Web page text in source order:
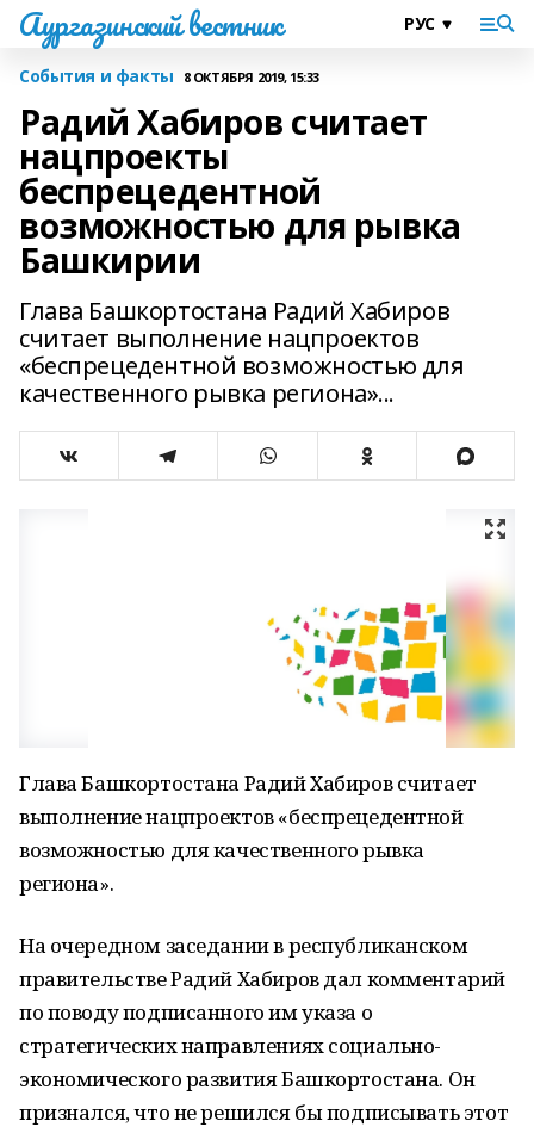
Аургазинский вестник
События и факты 8 ОКТЯБРЯ 2019, 15:33
Радий Хабиров считает
нацпроекты
беспрецедентной
возможностью для рывка
Башкирии
Глава Башкортостана Радий Хабиров
считает выполнение нацпроектов
«беспрецедентной возможностью для
качественного рывка региона»...
Глава Башкортостана Радий Хабиров считает
выполнение нацпроектов «беспрецедентной
возможностью для качественного рывка
региона».
На очередном заседании в республиканском
правительстве Радий Хабиров дал комментарий
по поводу подписанного им указа о
стратегических направлениях социально-
экономического развития Башкортостана. Он
признался, что не решился бы подписывать этот